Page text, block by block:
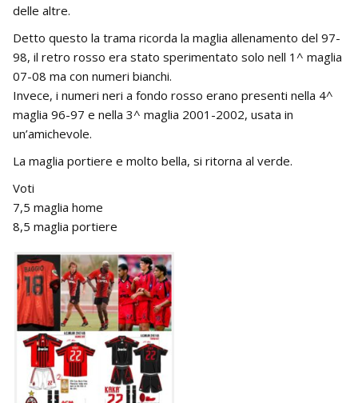
delle altre.
Detto questo la trama ricorda la maglia allenamento del 97-
98, il retro rosso era stato sperimentato solo nell 1^ maglia
07-08 ma con numeri bianchi.
Invece, i numeri neri a fondo rosso erano presenti nella 4^
maglia 96-97 e nella 3^ maglia 2001-2002, usata in
un’amichevole.
La maglia portiere e molto bella, si ritorna al verde.
Voti
7,5 maglia home
8,5 maglia portiere